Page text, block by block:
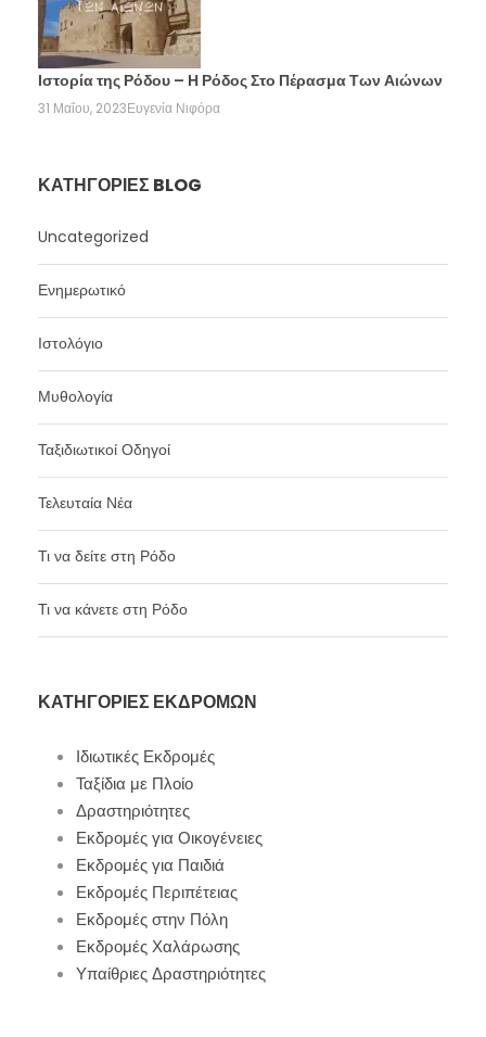
Ιστορία της Ρόδου – Η Ρόδος Στο Πέρασμα Των Αιώνων
31 Μαΐου, 2023Ευγενία Νιφόρα
ΚΑΤΗΓΟΡΊΕΣ BLOG
Uncategorized
Ενημερωτικό
Ιστολόγιο
Μυθολογία
Ταξιδιωτικοί Οδηγοί
Τελευταία Νέα
Τι να δείτε στη Ρόδο
Τι να κάνετε στη Ρόδο
ΚΑΤΗΓΟΡΊΕΣ ΕΚΔΡΟΜΏΝ
Ιδιωτικές Εκδρομές
Ταξίδια με Πλοίο
Δραστηριότητες
Εκδρομές για Οικογένειες
Εκδρομές για Παιδιά
Εκδρομές Περιπέτειας
Εκδρομές στην Πόλη
Εκδρομές Χαλάρωσης
Υπαίθριες Δραστηριότητες